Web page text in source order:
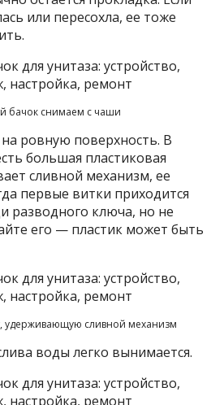
или пересохла, ее тоже
бачок снимаем с чаши
ровную поверхность. В
большая пластиковая
сливной механизм, ее
первые витки приходится
разводного ключа, но не
его — пластик может быть
удерживающую сливной механизм
воды легко вынимается.